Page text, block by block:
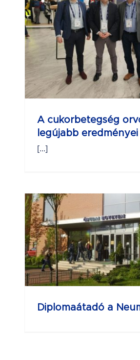
A cukorbetegség
legújabb eredményei
[...]
Diplomaátadó a